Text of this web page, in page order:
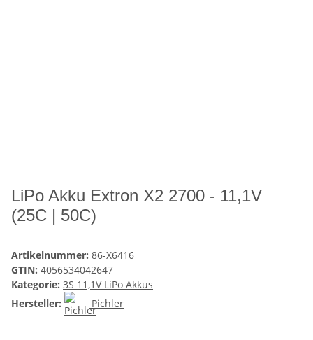
LiPo Akku Extron X2 2700 - 11,1V
(25C | 50C)
Artikelnummer: 86-X6416
GTIN: 4056534042647
Kategorie: 3S 11,1V LiPo Akkus
Hersteller:
Pichler